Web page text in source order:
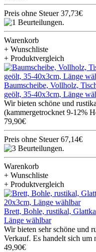
Preis ohne Steuer 37,73€
Warenkorb
+ Wunschliste
+ Produktvergleich
Baumscheibe, Vollholz,
geölt, 35-40x3cm, Länge
Wir bieten schöne und
(kammergetrocknet 9-12%
79,90€
Preis ohne Steuer 67,14€
Warenkorb
+ Wunschliste
+ Produktvergleich
Brett, Bohle, rustikal,
Länge wählbar
Wir bieten sehr schöne und
Verkauf. Es handelt sich um
49,90€